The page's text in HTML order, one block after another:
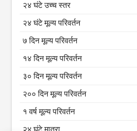
२४ घंटे उच्च स्तर
२४ घंटे मूल्य परिवर्तन
७ दिन मूल्य परिवर्तन
१४ दिन मूल्य परिवर्तन
३० दिन मूल्य परिवर्तन
२०० दिन मूल्य परिवर्तन
१ वर्ष मूल्य परिवर्तन